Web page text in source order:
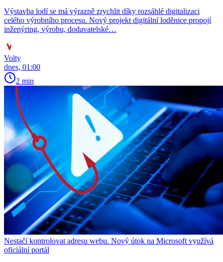
Výstavba lodí se má výrazně zrychlit díky rozsáhlé digitalizaci
celého výrobního procesu. Nový projekt digitální loděnice propojí
inženýring, výrobu, dodavatelské…
Volty
dnes, 01:00
2 min
Nestačí kontrolovat adresu webu. Nový útok na Microsoft využívá
oficiální portál